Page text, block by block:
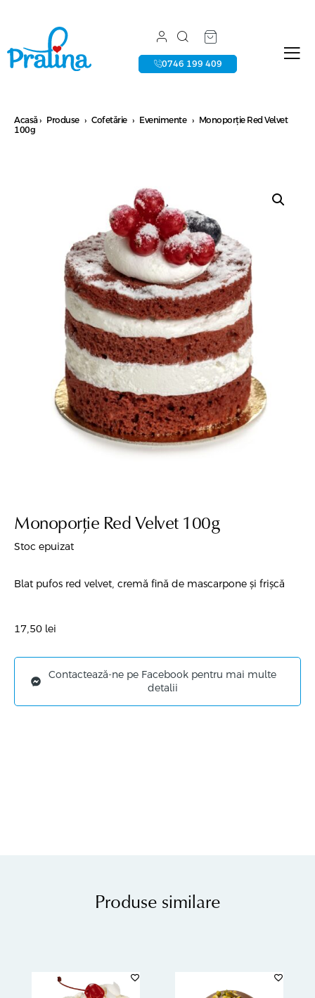
0746 199 409
Acasă› Produse › Cofetărie › Evenimente ›
Monoporție Red Velvet
100g
Monoporție Red Velvet 100g
Stoc epuizat
Blat pufos red velvet, cremă fină de mascarpone și frișcă
17,50 lei
Contactează-ne pe Facebook pentru mai multe
detalii
Produse similare